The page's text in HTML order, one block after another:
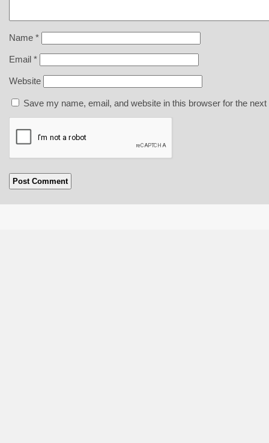
Name *
Email *
Website
Save my name, email, and website in this browser for the